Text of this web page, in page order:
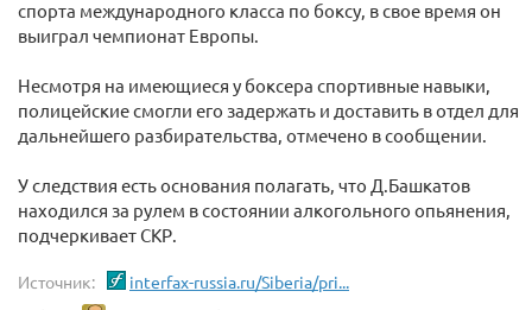
спорта международного класса по боксу, в свое время он
выиграл чемпионат Европы.
Несмотря на имеющиеся у боксера спортивные навыки,
полицейские смогли его задержать и доставить в отдел для
дальнейшего разбирательства, отмечено в сообщении.
У следствия есть основания полагать, что Д.Башкатов
находился за рулем в состоянии алкогольного опьянения,
подчеркивает СКР.
Источник: interfax-russia.ru/Siberia/pri...